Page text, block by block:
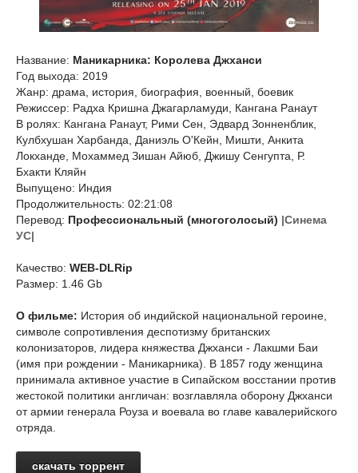
Название: Маникарника: Королева Джханси
Год выхода: 2019
Жанр: драма, история, биография, военный, боевик
Режиссер: Радха Кришна Джагарламуди, Кангана Ранаут
В ролях: Кангана Ранаут, Рими Сен, Эдвард Зонненблик,
Кулбхушан Харбанда, Даниэль О'Кейн, Мишти, Анкита
Локханде, Мохаммед Зишан Айюб, Джишу Сенгупта, Р.
Бхакти Кляйн
Выпущено: Индия
Продолжительность: 02:21:08
Перевод: Профессиональный (многоголосый) |Синема
УС|
Качество: WEB-DLRip
Размер: 1.46 Gb
О фильме: История об индийской национальной героине,
символе сопротивления деспотизму британских
колонизаторов, лидера княжества Джханси - Лакшми Баи
(имя при рождении - Маникарника). В 1857 году женщина
принимала активное участие в Сипайском восстании против
жестокой политики англичан: возглавляла оборону Джханси
от армии генерала Роуза и воевала во главе кавалерийского
отряда.
скачать торрент